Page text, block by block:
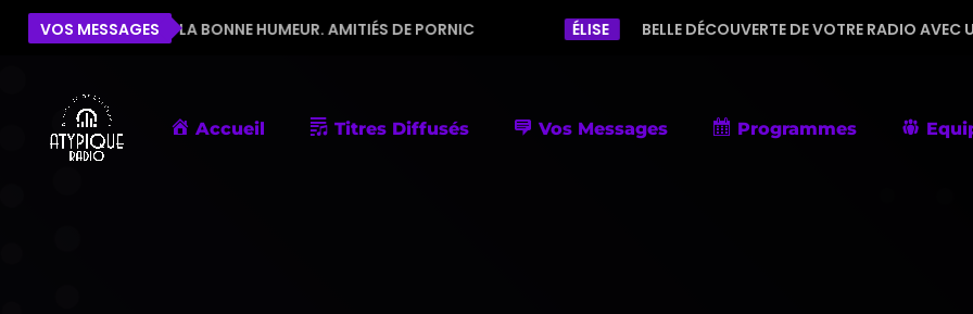
VOS MESSAGES
POUR LA BONNE HUMEUR. AMITIÉS DE PORNIC ÉLISE BELLE DÉCOUVERTE DE VOTRE RADIO AVEC UNE
Accueil Titres Diffusés Vos Messages Programmes